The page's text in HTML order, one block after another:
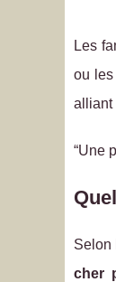
Les
ou les
alliant
“Une
Selon
cher